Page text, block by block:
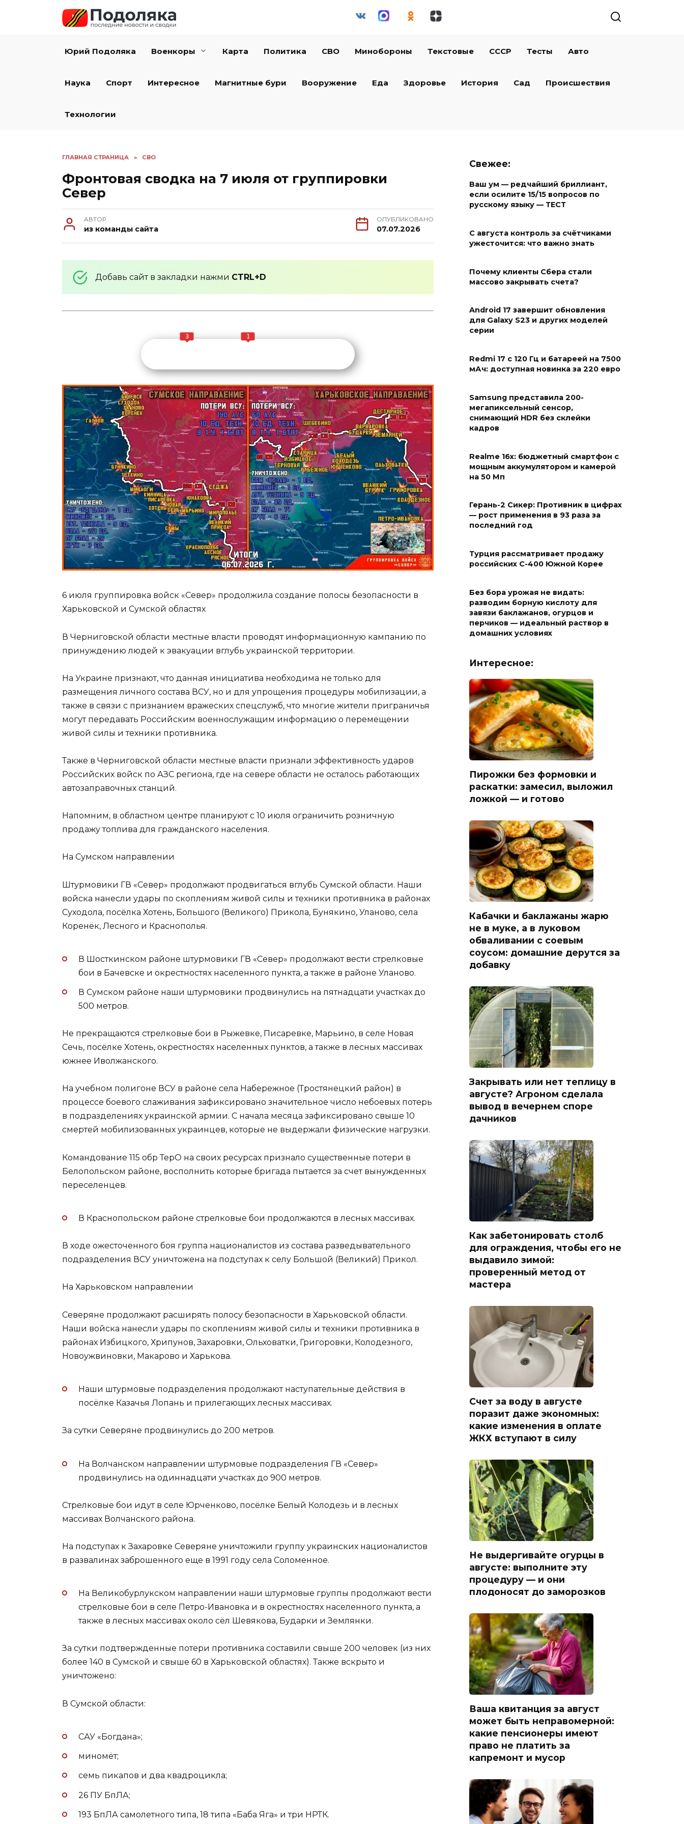
Юрий Подоляка Военкоры Карта Политика СВО Минобороны Текстовые СССР Тесты Авто
Наука Спорт Интересное Магнитные бури Вооружение Еда Здоровье История Сад Происшествия
Технологии
ГЛАВНАЯ СТРАНИЦА » СВО
Фронтовая сводка на 7 июля от группировки
Север
АВТОР
из команды сайта
ОПУБЛИКОВАНО
07.07.2026
Добавь сайт в закладки нажми CTRL+D
3 1
6 июля группировка войск «Север» продолжила создание полосы безопасности в
Харьковской и Сумской областях
В Черниговской области местные власти проводят информационную кампанию по
принуждению людей к эвакуации вглубь украинской территории.
На Украине признают, что данная инициатива необходима не только для
размещения личного состава ВСУ, но и для упрощения процедуры мобилизации, а
также в связи с признанием вражеских спецслужб, что многие жители приграничья
могут передавать Российским военнослужащим информацию о перемещении
живой силы и техники противника.
Также в Черниговской области местные власти признали эффективность ударов
Российских войск по АЗС региона, где на севере области не осталось работающих
автозаправочных станций.
Напомним, в областном центре планируют с 10 июля ограничить розничную
продажу топлива для гражданского населения.
На Сумском направлении
Штурмовики ГВ «Север» продолжают продвигаться вглубь Сумской области. Наши
войска нанесли удары по скоплениям живой силы и техники противника в районах
Суходола, посёлка Хотень, Большого (Великого) Прикола, Бунякино, Уланово, села
Коренёк, Лесного и Краснополья.
В Шосткинском районе штурмовики ГВ «Север» продолжают вести стрелковые
бои в Бачевске и окрестностях населенного пункта, а также в районе Уланово.
В Сумском районе наши штурмовики продвинулись на пятнадцати участках до
500 метров.
Не прекращаются стрелковые бои в Рыжевке, Писаревке, Марьино, в селе Новая
Сечь, посёлке Хотень, окрестностях населенных пунктов, а также в лесных массивах
южнее Иволжанского.
На учебном полигоне ВСУ в районе села Набережное (Тростянецкий район) в
процессе боевого слаживания зафиксировано значительное число небоевых потерь
в подразделениях украинской армии. С начала месяца зафиксировано свыше 10
смертей мобилизованных украинцев, которые не выдержали физические нагрузки.
Командование 115 обр ТерО на своих ресурсах признало существенные потери в
Белопольском районе, восполнить которые бригада пытается за счет вынужденных
переселенцев.
В Краснопольском районе стрелковые бои продолжаются в лесных массивах.
В ходе ожесточенного боя группа националистов из состава разведывательного
подразделения ВСУ уничтожена на подступах к селу Большой (Великий) Прикол.
На Харьковском направлении
Северяне продолжают расширять полосу безопасности в Харьковской области.
Наши войска нанесли удары по скоплениям живой силы и техники противника в
районах Избицкого, Хрипунов, Захаровки, Ольховатки, Григоровки, Колодезного,
Новоужвиновки, Макарово и Харькова.
Наши штурмовые подразделения продолжают наступательные действия в
посёлке Казачья Лопань и прилегающих лесных массивах.
За сутки Северяне продвинулись до 200 метров.
На Волчанском направлении штурмовые подразделения ГВ «Север»
продвинулись на одиннадцати участках до 900 метров.
Стрелковые бои идут в селе Юрченково, посёлке Белый Колодезь и в лесных
массивах Волчанского района.
На подступах к Захаровке Северяне уничтожили группу украинских националистов
в развалинах заброшенного еще в 1991 году села Соломенное.
На Великобурлукском направлении наши штурмовые группы продолжают вести
стрелковые бои в селе Петро-Ивановка и в окрестностях населенного пункта, а
также в лесных массивах около сёл Шевякова, Бударки и Землянки.
За сутки подтвержденные потери противника составили свыше 200 человек (из них
более 140 в Сумской и свыше 60 в Харьковской областях). Также вскрыто и
уничтожено:
В Сумской области:
САУ «Богдана»;
миномёт;
семь пикапов и два квадроцикла;
26 ПУ БпЛА;
193 БпЛА самолетного типа, 18 типа «Баба Яга» и три НРТК.
Свежее:
Ваш ум — редчайший бриллиант,
если осилите 15/15 вопросов по
русскому языку — ТЕСТ
С августа контроль за счётчиками
ужесточится: что важно знать
Почему клиенты Сбера стали
массово закрывать счета?
Android 17 завершит обновления
для Galaxy S23 и других моделей
серии
Redmi 17 с 120 Гц и батареей на 7500
мАч: доступная новинка за 220 евро
Samsung представила 200-
мегапиксельный сенсор,
снимающий HDR без склейки
кадров
Realme 16x: бюджетный смартфон с
мощным аккумулятором и камерой
на 50 Мп
Герань-2 Сикер: Противник в цифрах
— рост применения в 93 раза за
последний год
Турция рассматривает продажу
российских С-400 Южной Корее
Без бора урожая не видать:
разводим борную кислоту для
завязи баклажанов, огурцов и
перчиков — идеальный раствор в
домашних условиях
Интересное:
Пирожки без формовки и
раскатки: замесил, выложил
ложкой — и готово
Кабачки и баклажаны жарю
не в муке, а в луковом
обваливании с соевым
соусом: домашние дерутся за
добавку
Закрывать или нет теплицу в
августе? Агроном сделала
вывод в вечернем споре
дачников
Как забетонировать столб
для ограждения, чтобы его не
выдавило зимой:
проверенный метод от
мастера
Счет за воду в августе
поразит даже экономных:
какие изменения в оплате
ЖКХ вступают в силу
Не выдергивайте огурцы в
августе: выполните эту
процедуру — и они
плодоносят до заморозков
Ваша квитанция за август
может быть неправомерной:
какие пенсионеры имеют
право не платить за
капремонт и мусор